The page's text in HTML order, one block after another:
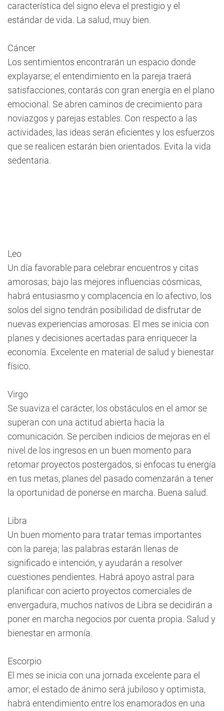
característica del signo eleva el prestigio y el
estándar de vida. La salud, muy bien.
Cáncer
Los sentimientos encontrarán un espacio donde
explayarse; el entendimiento en la pareja traerá
satisfacciones, contarás con gran energía en el plano
emocional. Se abren caminos de crecimiento para
noviazgos y parejas estables. Con respecto a las
actividades, las ideas serán eficientes y los esfuerzos
que se realicen estarán bien orientados. Evita la vida
sedentaria.
Leo
Un día favorable para celebrar encuentros y citas
amorosas; bajo las mejores influencias cósmicas,
habrá entusiasmo y complacencia en lo afectivo, los
solos del signo tendrán posibilidad de disfrutar de
nuevas experiencias amorosas. El mes se inicia con
planes y decisiones acertadas para enriquecer la
economía. Excelente en material de salud y bienestar
físico.
Virgo
Se suaviza el carácter, los obstáculos en el amor se
superan con una actitud abierta hacia la
comunicación. Se perciben indicios de mejoras en el
nivel de los ingresos en un buen momento para
retomar proyectos postergados, si enfocas tu energía
en tus metas, planes del pasado comenzarán a tener
la oportunidad de ponerse en marcha. Buena salud.
Libra
Un buen momento para tratar temas importantes
con la pareja; las palabras estarán llenas de
significado e intención, y ayudarán a resolver
cuestiones pendientes. Habrá apoyo astral para
planificar con acierto proyectos comerciales de
envergadura, muchos nativos de Libra se decidirán a
poner en marcha negocios por cuenta propia. Salud y
bienestar en armonía.
Escorpio
El mes se inicia con una jornada excelente para el
amor; el estado de ánimo será jubiloso y optimista,
habrá entendimiento entre los enamorados en una